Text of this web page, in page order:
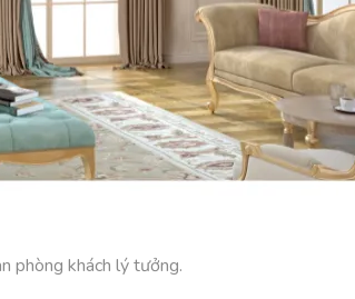
phòng khách lý tưởng.